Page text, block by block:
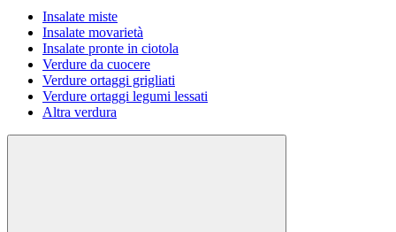
Insalate miste
Insalate movarietà
Insalate pronte in ciotola
Verdure da cuocere
Verdure ortaggi grigliati
Verdure ortaggi legumi lessati
Altra verdura